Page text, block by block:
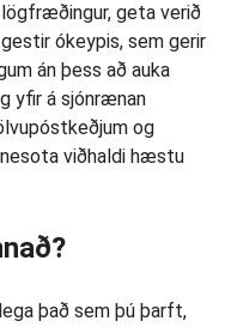
geta verið
ókeypis, sem gerir
án þess að auka
yfir á sjónrænan
og
viðhaldi hæstu
það sem þú þarft,